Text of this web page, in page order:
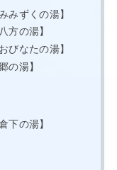
みずくの湯】
方の湯】
びなたの湯】
の湯】
下の湯】